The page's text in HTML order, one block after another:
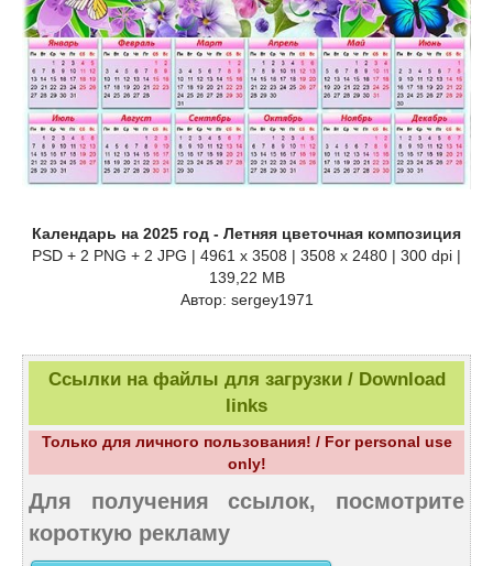
Календарь на 2025 год - Летняя цветочная композиция
PSD + 2 PNG + 2 JPG | 4961 x 3508 | 3508 x 2480 | 300 dpi |
139,22 MB
Автор: sergey1971
Ссылки на файлы для загрузки / Download
links
Только для личного пользования! / For personal use
only!
Для получения ссылок, посмотрите
короткую рекламу